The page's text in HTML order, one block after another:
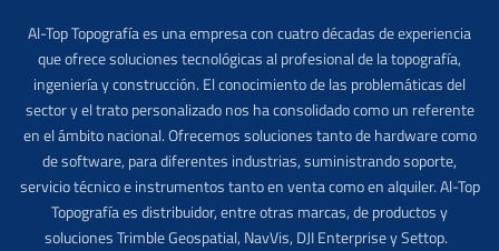
Al-Top Topografía es una empresa con cuatro décadas de experiencia
que ofrece soluciones tecnológicas al profesional de la topografía,
ingeniería y construcción. El conocimiento de las problemáticas del
sector y el trato personalizado nos ha consolidado como un referente
en el ámbito nacional. Ofrecemos soluciones tanto de hardware como
de software, para diferentes industrias, suministrando soporte,
servicio técnico e instrumentos tanto en venta como en alquiler. Al-Top
Topografía es distribuidor, entre otras marcas, de productos y
soluciones Trimble Geospatial, NavVis, DJI Enterprise y Settop.